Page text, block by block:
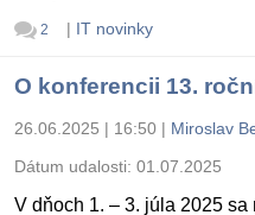
2 | IT novinky
O konferencii 13.
26.06.2025 | 16:50 | Miroslav
Dátum udalosti: 01.07.2025
V dňoch 1. – 3. júla 2025